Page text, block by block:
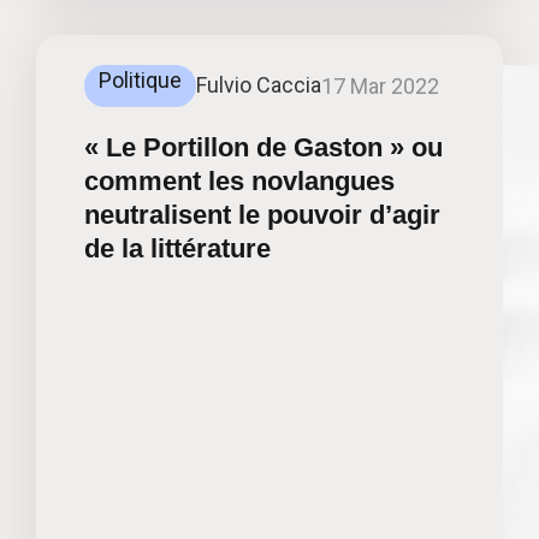
Politique Fulvio Caccia17 Mar 2022
« Le Portillon de Gaston » ou
comment les novlangues
neutralisent le pouvoir d’agir
de la littérature